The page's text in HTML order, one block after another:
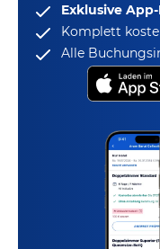
Exklusive
Komplett
Alle